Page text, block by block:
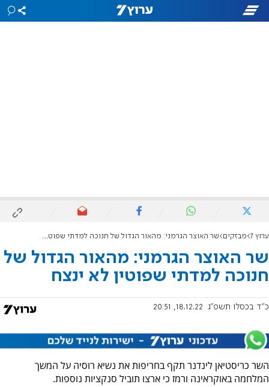
ערוץ 7 מבזקים שר האוצר הגרמני: מהאור הגדול של חנוכה למדתי שפוטין לא ינצח
שר האוצר הגרמני: מהאור הגדול של
חנוכה למדתי שפוטין לא ינצח
כ"ד בכסלו תשפ"ג 18.12.22, 20:51
השר כריסטיאן לינדנר תקף בחריפות את נשיא רוסיה על המשך
המלחמה באוקראינה ורמז כי ארצו תוביל סנקציות נוספות.